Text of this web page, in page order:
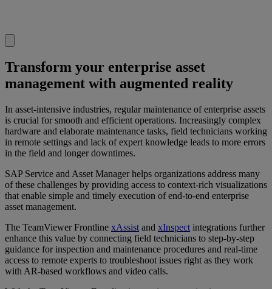
Transform your enterprise asset
management with augmented reality
In asset-intensive industries, regular maintenance of enterprise assets
is crucial for smooth and efficient operations. Increasingly complex
hardware and elaborate maintenance tasks, field technicians working
in remote settings and lack of expert knowledge leads to more errors
in the field and longer downtimes.
SAP Service and Asset Manager helps organizations address many
of these challenges by providing access to context-rich visualizations
that enable simple and timely execution of end-to-end enterprise
asset management.
The TeamViewer Frontline xAssist and xInspect integrations further
enhance this value by connecting field technicians to step-by-step
guidance for inspection and maintenance procedures and real-time
access to remote experts to troubleshoot issues right as they work
with AR-based workflows and video calls.